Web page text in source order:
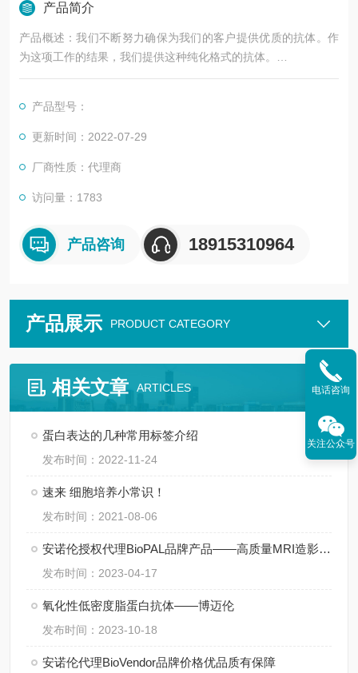
产品简介
产品概述：我们不断努力确保为我们的客户提供优质的抗体。作
为这项工作的结果，我们提供这种纯化格式的抗体。
我们正在更新我们的数据表。如果您对此次更新有任何疑问，请
产品名称：该产品是一个高质量的SIRT1兔子pAb（APR18391N
7）。
产品型号：
更新时间：2022-07-29
厂商性质：代理商
访问量：1783
产品咨询 18915310964
产品展示 PRODUCT CATEGORY
相关文章 ARTICLES
蛋白表达的几种常用标签介绍
发布时间：2022-11-24
速来 细胞培养小常识！
发布时间：2021-08-06
安诺伦授权代理BioPAL品牌产品——高质量MRI造影剂供应商
发布时间：2023-04-17
氧化性低密度脂蛋白抗体——博迈伦
发布时间：2023-10-18
安诺伦代理BioVendor品牌价格优品质有保障
电话咨询
关注公众号